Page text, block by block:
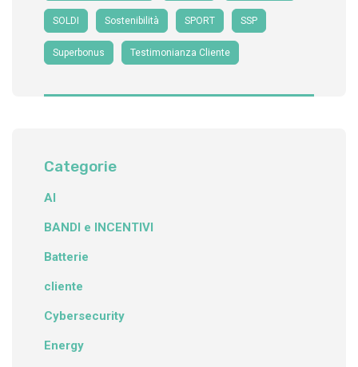
SOLDI Sostenibilità SPORT SSP
Superbonus Testimonianza Cliente
Categorie
AI
BANDI e INCENTIVI
Batterie
cliente
Cybersecurity
Energy